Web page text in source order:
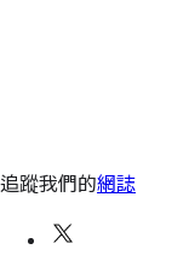
追蹤我們的網誌